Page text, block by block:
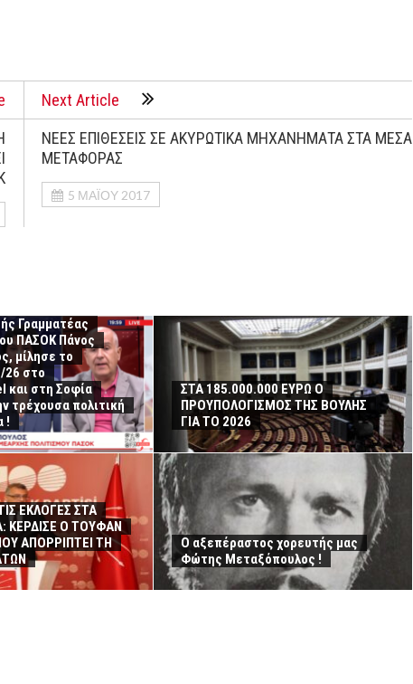
Next Article
ΝΕΕΣ ΕΠΙΘΕΣΕΙΣ ΣΕ ΑΚΥΡΩΤΙΚΑ ΜΗΧΑΝΗΜΑΤΑ ΣΤΑ ΜΕΣΑ
ΜΕΤΑΦΟΡΑΣ
5 ΜΑΪ́ΟΥ 2017
Γραμματέας
ΠΑΣΟΚ Πάνος
μίλησε το
26 στο
και στη Σοφία
τρέχουσα πολιτική
!
ΣΤΑ 185.000.000 ΕΥΡΩ Ο
ΠΡΟΥΠΟΛΟΓΙΣΜΟΣ ΤΗΣ ΒΟΥΛΗΣ
ΓΙΑ ΤΟ 2026
ΕΚΛΟΓΕΣ ΣΤΑ
ΚΕΡΔΙΣΕ Ο ΤΟΥΦΑΝ
ΑΠΟΡΡΙΠΤΕΙ ΤΗ
Ο αξεπέραστος χορευτής μας
Φώτης Μεταξόπουλος !